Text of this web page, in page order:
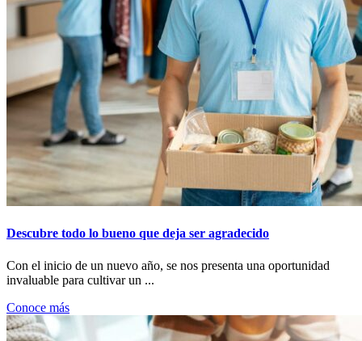
Descubre todo lo bueno que deja ser agradecido
Con el inicio de un nuevo año, se nos presenta una oportunidad
invaluable para cultivar un ...
Conoce más